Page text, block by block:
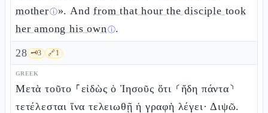
motherⓘ». Andfrom that hour the disciple took
her among his ownⓘ.
28 🗝️3 🔗1
GREEK
Μετὰ τοῦτο ⸀εἰδὼς ὁ Ἰησοῦς ὅτι ⸂ἤδη πάντα⸃
τετέλεσται ἵνα τελειωθῇ ἡ γραφὴ λέγει· Διψῶ.